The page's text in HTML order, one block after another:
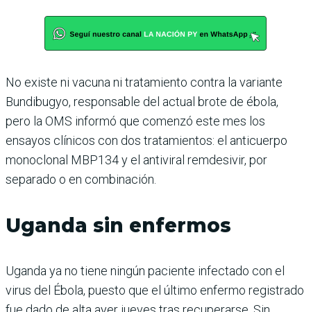
No existe ni vacuna ni tratamiento contra la variante
Bundibugyo, responsable del actual brote de ébola,
pero la OMS informó que comenzó este mes los
ensayos clínicos con dos tratamientos: el anticuerpo
monoclonal MBP134 y el antiviral remdesivir, por
separado o en combinación.
Uganda sin enfermos
Uganda ya no tiene ningún paciente infectado con el
virus del Ébola, puesto que el último enfermo registrado